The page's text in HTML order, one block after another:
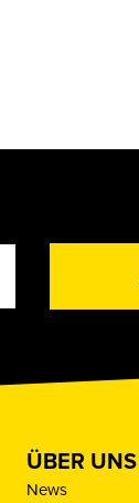
ÜBER UNS
News